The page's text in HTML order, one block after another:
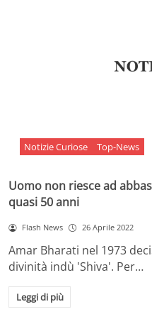
Notizie Curiose Top-News
Uomo non riesce ad
quasi 50 anni
Flash News 26 Aprile 2022
Amar Bharati nel 1973
divinità indù 'Shiva'. Per…
Leggi di più